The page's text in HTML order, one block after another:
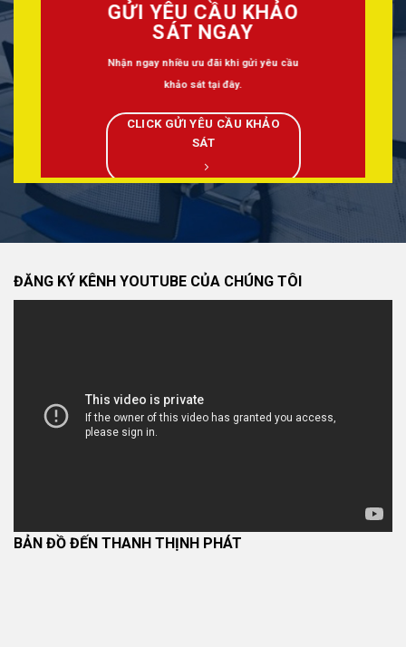
GỬI YÊU CẦU KHẢO
SÁT NGAY
Nhận ngay nhiều ưu đãi khi gửi yêu cầu
khảo sát tại đây.
CLICK GỬI YÊU CẦU KHẢO
SÁT
ĐĂNG KÝ KÊNH YOUTUBE CỦA CHÚNG TÔI
BẢN ĐỒ ĐẾN THANH THỊNH PHÁT